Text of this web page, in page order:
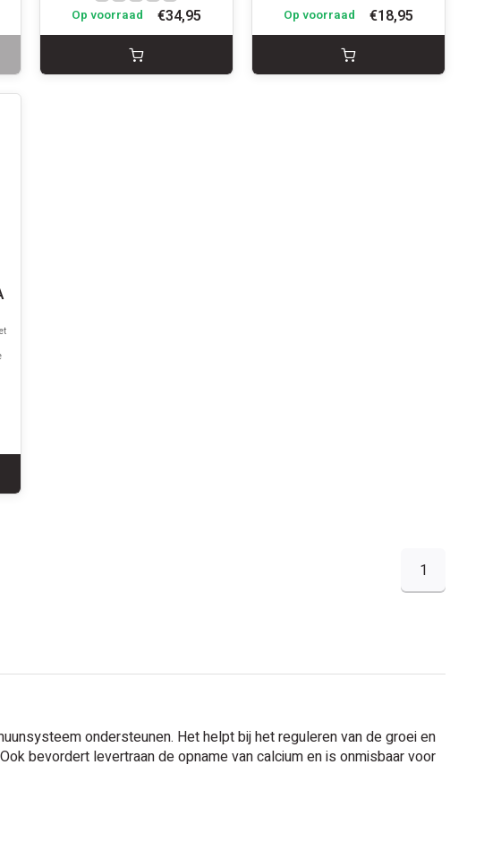
€34,95
Op voorraad €18,95
Op voorraad
1
ondersteunen. Het helpt bij het reguleren van de groei en
bevordert levertraan de opname van calcium en is onmisbaar voor